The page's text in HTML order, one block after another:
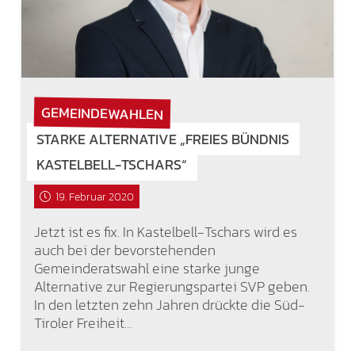
GEMEINDEWAHLEN
STARKE ALTERNATIVE „FREIES BÜNDNIS
KASTELBELL-TSCHARS“
19. Februar 2020
Jetzt ist es fix. In Kastelbell-Tschars wird es
auch bei der bevorstehenden
Gemeinderatswahl eine starke junge
Alternative zur Regierungspartei SVP geben.
In den letzten zehn Jahren drückte die Süd-
Tiroler Freiheit…